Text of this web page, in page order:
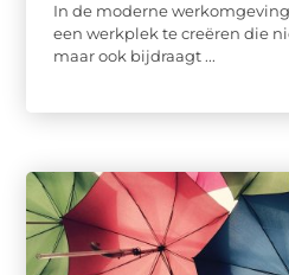
In de moderne
een werkplek te creëren die
maar ook bijdraagt ...